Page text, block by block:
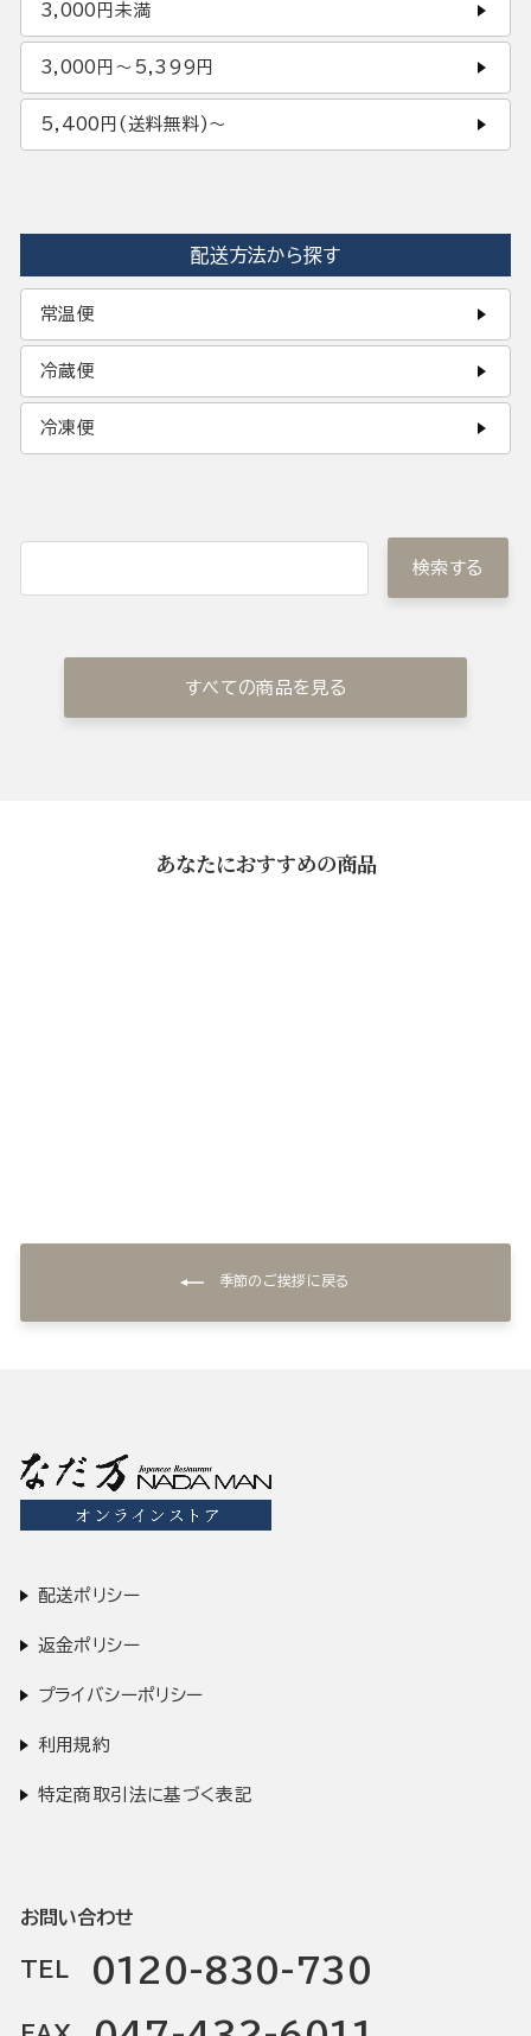
3,000円未満
3,000円〜5,399円
5,400円(送料無料)〜
配送方法から探す
常温便
冷蔵便
冷凍便
検索する
すべての商品を見る
あなたにおすすめの商品
季節のご挨拶に戻る
配送ポリシー
返金ポリシー
プライバシーポリシー
利用規約
特定商取引法に基づく表記
お問い合わせ
TEL 0120-830-730